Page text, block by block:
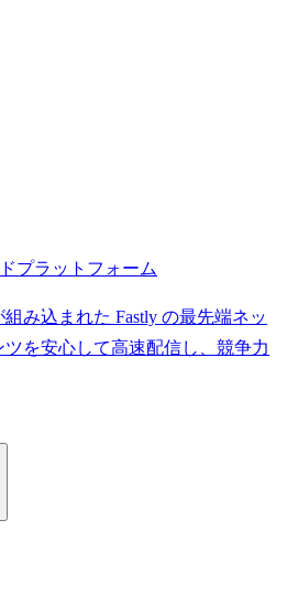
プラットフォーム
み込まれた Fastly の最先端ネッ
ツを安心して高速配信し、競争力